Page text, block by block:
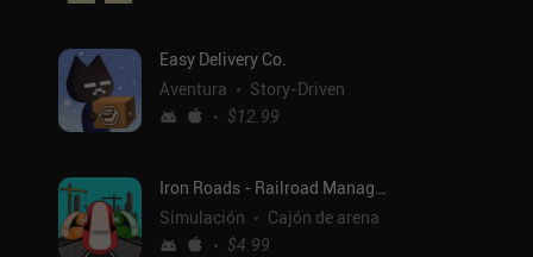
Easy Delivery Co.
Aventura
Story-Driven
$12.99
Iron Roads - Railroad Manager
Simulación
Cajón de arena
$4.99